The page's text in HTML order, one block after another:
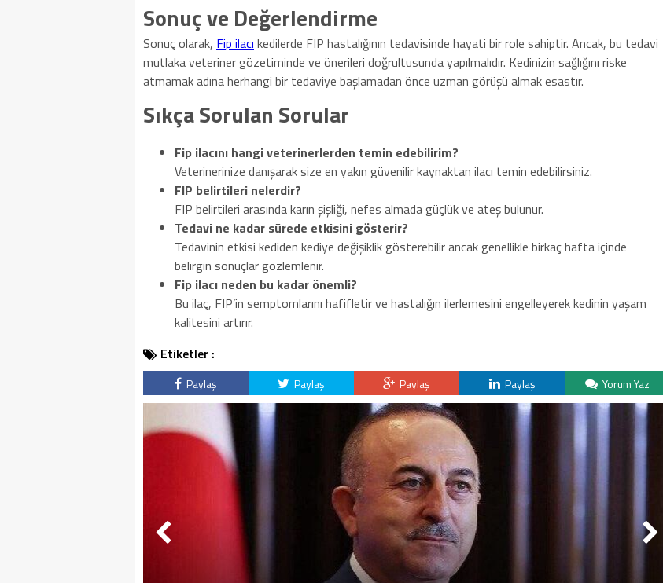
Sonuç ve Değerlendirme
Sonuç olarak, Fip ilacı kedilerde FIP hastalığının tedavisinde hayati bir role sahiptir. Ancak, bu tedavi
mutlaka veteriner gözetiminde ve önerileri doğrultusunda yapılmalıdır. Kedinizin sağlığını riske
atmamak adına herhangi bir tedaviye başlamadan önce uzman görüşü almak esastır.
Sıkça Sorulan Sorular
Fip ilacını hangi veterinerlerden temin edebilirim?
Veterinerinize danışarak size en yakın güvenilir kaynaktan ilacı temin edebilirsiniz.
FIP belirtileri nelerdir?
FIP belirtileri arasında karın şişliği, nefes almada güçlük ve ateş bulunur.
Tedavi ne kadar sürede etkisini gösterir?
Tedavinin etkisi kediden kediye değişiklik gösterebilir ancak genellikle birkaç hafta içinde
belirgin sonuçlar gözlemlenir.
Fip ilacı neden bu kadar önemli?
Bu ilaç, FIP’in semptomlarını hafifletir ve hastalığın ilerlemesini engelleyerek kedinin yaşam
kalitesini artırır.
Etiketler :
Paylaş Paylaş Paylaş Paylaş Yorum Yaz